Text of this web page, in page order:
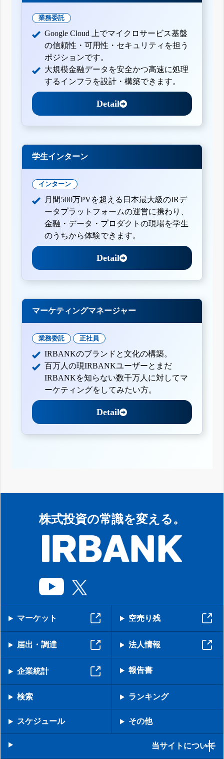
業務委託
Google Cloud 上でマイクロサービス基盤
の信頼性・可用性・セキュリティを担う
ポジションです。
大規模金融データを安全かつ高速に処理
するインフラを設計・構築できます。
Detail
学生インターン
インターン
月間500万PVを超える日本最大級のIRデ
ータプラットフォームの運営に携わり、
金融・データ・プロダクトの現場を学生
のうちから体験できます。
Detail
マーケティングマネージャー
業務委託 正社員
IRBANKのブランドと文化の構築。
百万人の現IRBANKユーザーとまだ
IRBANKを知らない数千万人に対してマ
ーケティングをしてみたい方。
Detail
株式投資の常識を変える。
マーケット 空売り残
届出・調達 法人情報
企業統計 報告書
検索 ランキング
スケジュール その他
当サイトについて